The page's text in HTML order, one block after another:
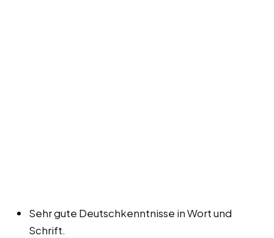
Sehr gute Deutschkenntnisse in Wort und
Schrift.